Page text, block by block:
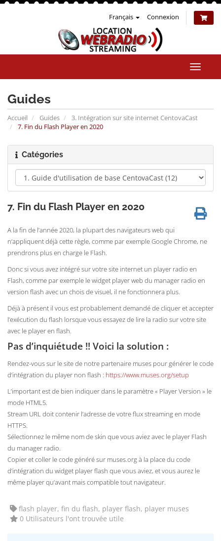
Français Connexion
la
Guides
Accueil Guides
3. Intégration sur site internet CentovaCast
7. Fin du Flash Player en 2020
Catégories
7. Fin du Flash Player en 2020
A la fin de l’année 2020, la plupart des navigateurs web qui
n’appliquent déjà cette règle, comme par exemple Google Chrome, ne
prendrons plus en charge le Flash.
Donc si vous avez intégré sur votre site internet un player radio en
Flash, comme par exemple le widget player web du manager radio en
version flash avec un chois de visuel, il ne fonctionnera plus.
Déjà à présent il vous est probablement demandé de cliquer et accepter
l’exécution du flash lorsque vous essayez de lire la radio sur votre site
avec le player en flash.
Pas d’inquiétude !! Voici la solution :
Rendez-vous sur le site de notre partenaire muses pour générer le code
d’intégration du player non flash : https://www.muses.org/setup
L’important est de bien indiquer dans le paramètre « Player Version » le
mode HTML5.
Stream URL doit contenir l’adresse de votre flux streaming en mode
HTTPS.
Sélectionnez le même nom de skin que vous aviez avec le player Flash
du manager radio.
Copier et coller le code généré sur muses.org à la place du code
d’intégration du widget player flash que vous aviez, et vous aurez le
même player qu’avant mais compatible tout navigateur.
flash player, fin du flash, player flash, player muses
0 Utilisateurs l'ont trouvée utile